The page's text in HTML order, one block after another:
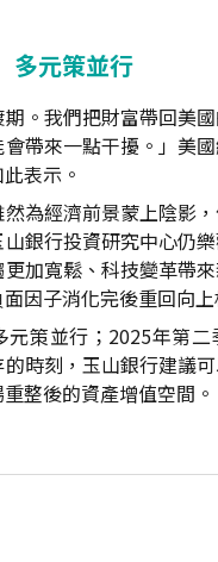
元策並行
期。我們把財富帶回美
帶來一點干擾。」美
表示。
為經濟前景蒙上陰影
銀行投資研究中心仍
加寬鬆、科技變革帶
因子消化完後重回向上
元策並行；2025年第
時刻，玉山銀行建議
整後的資產增值空間。